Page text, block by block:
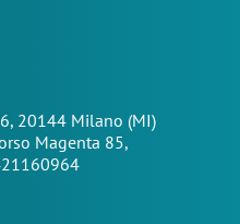
20144 Milano (MI)
Magenta 85,